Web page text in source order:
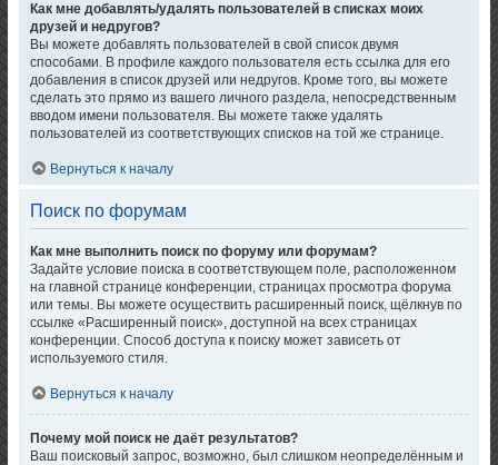
Как мне добавлять/удалять пользователей в списках моих
друзей и недругов?
Вы можете добавлять пользователей в свой список двумя
способами. В профиле каждого пользователя есть ссылка для его
добавления в список друзей или недругов. Кроме того, вы можете
сделать это прямо из вашего личного раздела, непосредственным
вводом имени пользователя. Вы можете также удалять
пользователей из соответствующих списков на той же странице.
Вернуться к началу
Поиск по форумам
Как мне выполнить поиск по форуму или форумам?
Задайте условие поиска в соответствующем поле, расположенном
на главной странице конференции, страницах просмотра форума
или темы. Вы можете осуществить расширенный поиск, щёлкнув по
ссылке «Расширенный поиск», доступной на всех страницах
конференции. Способ доступа к поиску может зависеть от
используемого стиля.
Вернуться к началу
Почему мой поиск не даёт результатов?
Ваш поисковый запрос, возможно, был слишком неопределённым и